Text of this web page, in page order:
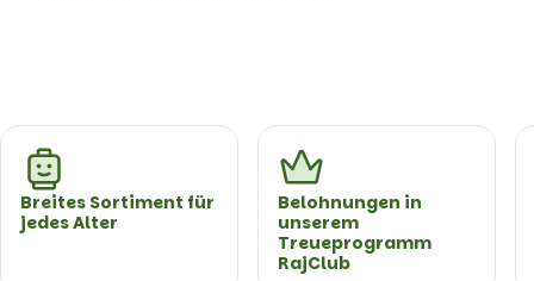
Breites Sortiment für
jedes Alter
Belohnungen in
unserem
Treueprogramm
RajClub